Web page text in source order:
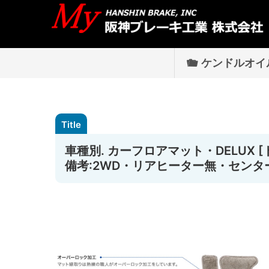
ケンドルオイ
車種別. カーフロアマット・DELUX
備考:2WD・リアヒーター無・セン